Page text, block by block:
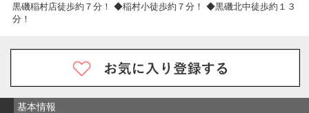
黒磯稲村店徒歩約７分！ ◆稲村小徒歩約７分！ ◆黒磯北中徒歩約１３
分！
基本情報